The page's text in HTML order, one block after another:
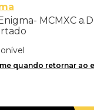
MCMXC
quando retornar ao